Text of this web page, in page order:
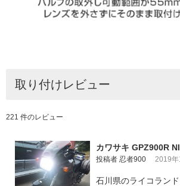
取り付けレビュー
221 件のレビュー
カワサキ GPZ900R
投稿者 忍者900 2019年
石川県のライコラン